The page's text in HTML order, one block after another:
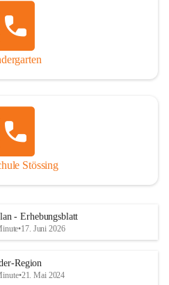
Stössing
- Erhebungsblatt
•17. Juni 2026
Region
•21. Mai 2024